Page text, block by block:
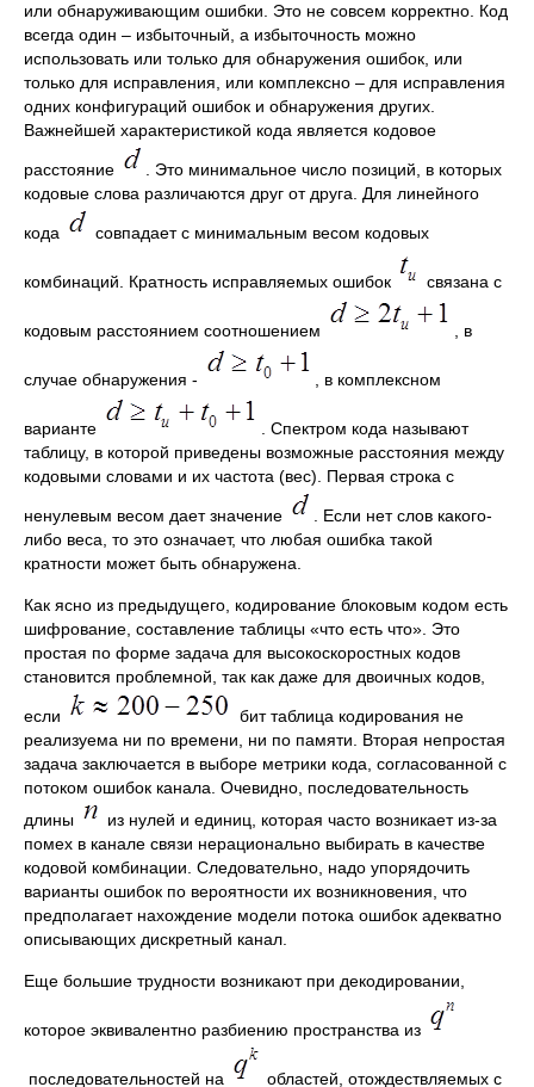
или обнаруживающим ошибки. Это не совсем корректно. Код
всегда один – избыточный, а избыточность можно
использовать или только для обнаружения ошибок, или
только для исправления, или комплексно – для исправления
одних конфигураций ошибок и обнаружения других.
Важнейшей характеристикой кода является кодовое
расстояние
. Это минимальное число позиций, в которых
кодовые слова различаются друг от друга. Для линейного
кода совпадает с минимальным весом кодовых
комбинаций. Кратность исправляемых ошибок связана с
кодовым расстоянием соотношением , в
случае обнаружения - , в комплексном
варианте
. Спектром кода называют
таблицу, в которой приведены возможные расстояния между
кодовыми словами и их частота (вес). Первая строка с
ненулевым весом дает значение
. Если нет слов какого-
либо веса, то это означает, что любая ошибка такой
кратности может быть обнаружена.
Как ясно из предыдущего, кодирование блоковым кодом есть
шифрование, составление таблицы «что есть что». Это
простая по форме задача для высокоскоростных кодов
становится проблемной, так как даже для двоичных кодов,
если
бит таблица кодирования не
реализуема ни по времени, ни по памяти. Вторая непростая
задача заключается в выборе метрики кода, согласованной с
потоком ошибок канала. Очевидно, последовательность
длины
из нулей и единиц, которая часто возникает из-за
помех в канале связи нерационально выбирать в качестве
кодовой комбинации. Следовательно, надо упорядочить
варианты ошибок по вероятности их возникновения, что
предполагает нахождение модели потока ошибок адекватно
описывающих дискретный канал.
Еще большие трудности возникают при декодировании,
которое эквивалентно разбиению пространства из
последовательностей на областей, отождествляемых с